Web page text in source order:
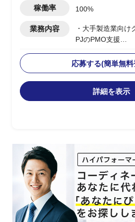
稼働率 100%
業務内容
・大手製造業向け
PJのPMO支援
Global/Regional階
欧州/北米/中国へ
・Global CCoEメ
モニタリング/管
・現地IT部門との
・日本側クラウド
点への展開推進
応募する(簡単無
詳細を表示